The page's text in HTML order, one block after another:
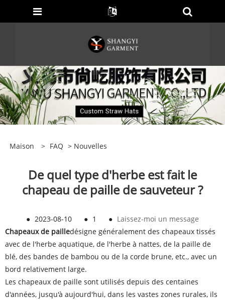
Maison > FAQ > Nouvelles
De quel type d'herbe est fait le
chapeau de paille de sauveteur ?
● 2023-08-10 ● 1 ● Laissez-moi un message
Chapeaux de pailledésigne généralement des chapeaux tissés
avec de l'herbe aquatique, de l'herbe à nattes, de la paille de
blé, des bandes de bambou ou de la corde brune, etc., avec un
bord relativement large.
Les chapeaux de paille sont utilisés depuis des centaines
d'années, jusqu'à aujourd'hui, dans les vastes zones rurales, ils